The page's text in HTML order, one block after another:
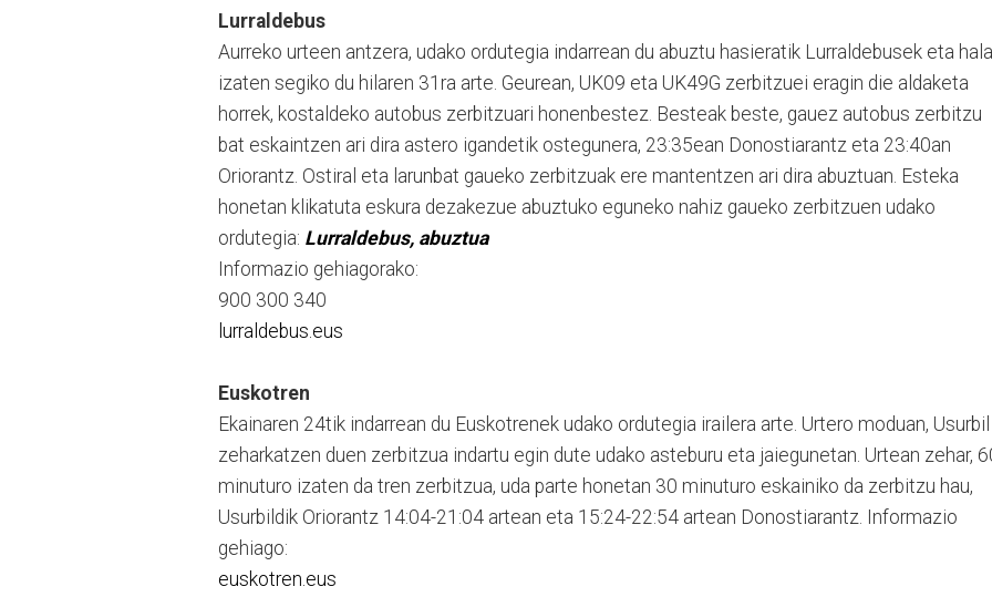
Lurraldebus
Aurreko urteen antzera, udako ordutegia indarrean du abuztu hasieratik Lurraldebusek eta hala
izaten segiko du hilaren 31ra arte. Geurean, UK09 eta UK49G zerbitzuei eragin die aldaketa
horrek, kostaldeko autobus zerbitzuari honenbestez. Besteak beste, gauez autobus zerbitzu
bat eskaintzen ari dira astero igandetik ostegunera, 23:35ean Donostiarantz eta 23:40an
Oriorantz. Ostiral eta larunbat gaueko zerbitzuak ere mantentzen ari dira abuztuan. Esteka
honetan klikatuta eskura dezakezue abuztuko eguneko nahiz gaueko zerbitzuen udako
ordutegia: Lurraldebus, abuztua
Informazio gehiagorako:
900 300 340
lurraldebus.eus
Euskotren
Ekainaren 24tik indarrean du Euskotrenek udako ordutegia irailera arte. Urtero moduan, Usurbil
zeharkatzen duen zerbitzua indartu egin dute udako asteburu eta jaiegunetan. Urtean zehar,
minuturo izaten da tren zerbitzua, uda parte honetan 30 minuturo eskainiko da zerbitzu hau,
Usurbildik Oriorantz 14:04-21:04 artean eta 15:24-22:54 artean Donostiarantz. Informazio
gehiago:
euskotren.eus